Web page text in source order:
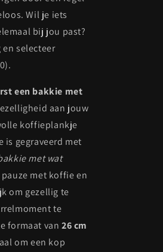
Wil je iets
bij jou past?
selecteer
een bakkie met
aan jouw
koffieplankje
is gegraveerd met
met wat
met koffie en
om gezellig te
te
formaat van26 cm
om een kop